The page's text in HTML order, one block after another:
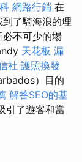
網路行銷 在
了騎海浪的理
不可少的場
天花板 漏
社 護照換發
）目的
解答SEO的基
引了遊客和當